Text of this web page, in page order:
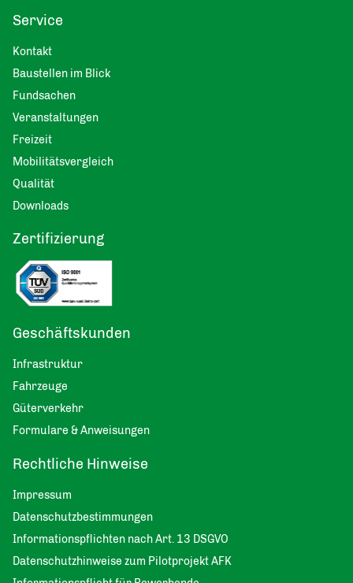
Service
Kontakt
Baustellen im Blick
Fundsachen
Veranstaltungen
Freizeit
Mobilitätsvergleich
Qualität
Downloads
Zertifizierung
Geschäftskunden
Infrastruktur
Fahrzeuge
Güterverkehr
Formulare & Anweisungen
Rechtliche Hinweise
Impressum
Datenschutzbestimmungen
Informationspflichten nach Art. 13 DSGVO
Datenschutzhinweise zum Pilotprojekt AFK